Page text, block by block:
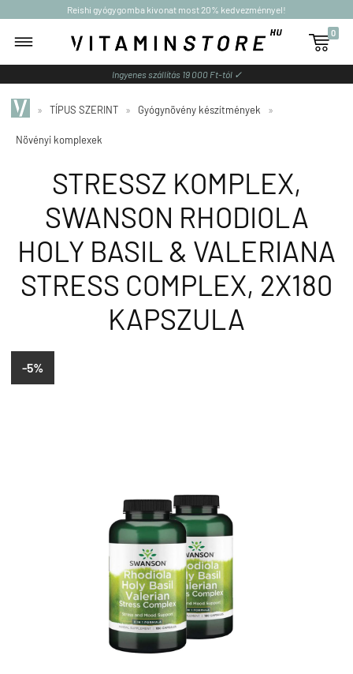
Reishi gyógygomba kivonat most 20% kedvezménnyel!

0
Ingyenes szállítás 19 000 Ft-tól ✓
» TÍPUS SZERINT » Gyógynövény készítmények »
Növényi komplexek
STRESSZ KOMPLEX,
SWANSON RHODIOLA
HOLY BASIL & VALERIANA
STRESS COMPLEX, 2X180
KAPSZULA
-5%